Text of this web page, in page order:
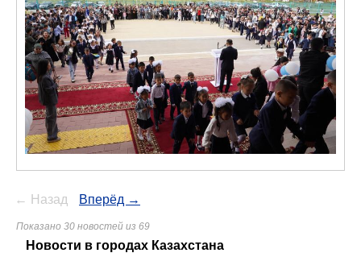
← Назад Вперёд →
Показано 30 новостей из 69
Новости в городах Казахстана